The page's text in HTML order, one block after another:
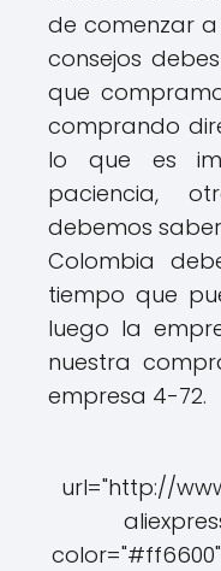
de comenzar
consejos
que
comprando
lo que es
paciencia,
debemos
Colombia
tiempo que
luego la
nuestra
empresa 4-72.
url="http://